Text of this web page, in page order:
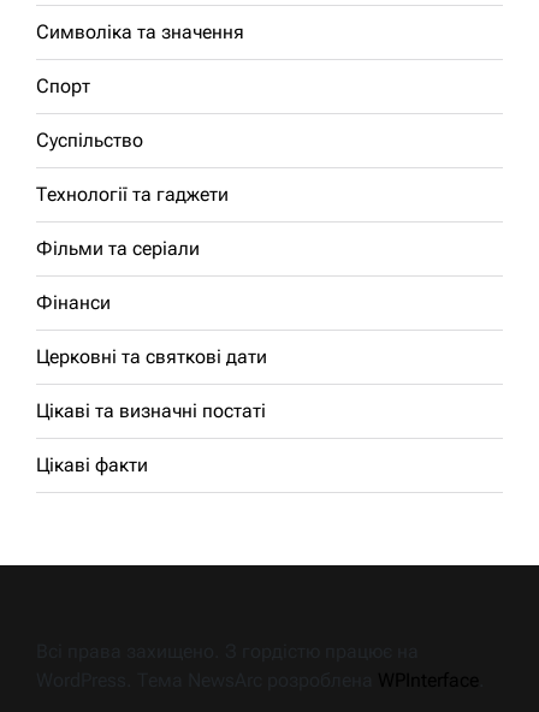
Символіка та значення
Спорт
Суспільство
Технології та гаджети
Фільми та серіали
Фінанси
Церковні та святкові дати
Цікаві та визначні постаті
Цікаві факти